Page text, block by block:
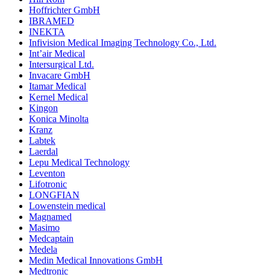
Hoffrichter GmbH
IBRAMED
INEKTA
Infivision Medical Imaging Technology Co., Ltd.
Int’air Medical
Intersurgical Ltd.
Invacare GmbH
Itamar Medical
Kernel Medical
Kingon
Konica Minolta
Kranz
Labtek
Laerdal
Lepu Medical Technology
Leventon
Lifotronic
LONGFIAN
Lowenstein medical
Magnamed
Masimo
Medcaptain
Medela
Medin Medical Innovations GmbH
Medtronic